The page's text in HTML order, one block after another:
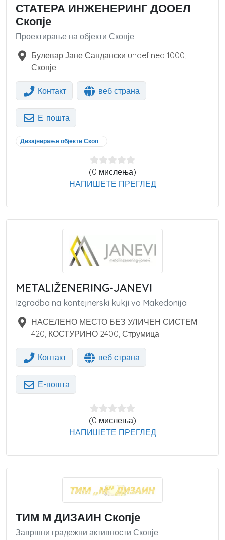
СТАТЕРА ИНЖЕНЕРИНГ ДООЕЛ
Скопје
Проектирање на објекти Скопје
Булевар Јане Сандански undefined 1000
Скопје
Контакт веб страна
Е-пошта
Дизајнирање објекти Скопје
(0 мислења)
НАПИШЕТЕ ПРЕГЛЕД
METALIŽENERING-JANEVI
Izgradba na kontejnerski kukji vo Makedonija
НАСЕЛЕНО МЕСТО БЕЗ УЛИЧЕН СИСТЕМ
420, КОСТУРИНО 2400 Струмица
Контакт веб страна
Е-пошта
(0 мислења)
НАПИШЕТЕ ПРЕГЛЕД
ТИМ М ДИЗАИН Скопје
Завршни градежни активности Скопје